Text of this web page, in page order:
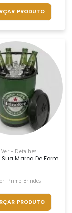
PRODUTO
Ver + Detalhes
Marca De Forma
Prime Brindes
PRODUTO